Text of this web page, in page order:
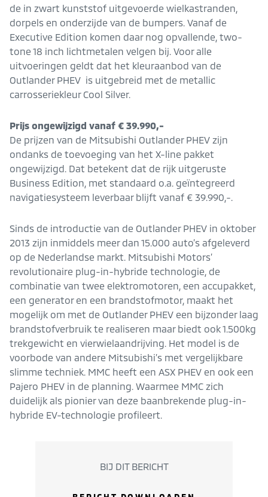
de in zwart kunststof uitgevoerde wielkastranden,
dorpels en onderzijde van de bumpers. Vanaf de
Executive Edition komen daar nog opvallende, two-
tone 18 inch lichtmetalen velgen bij. Voor alle
uitvoeringen geldt dat het kleuraanbod van de
Outlander PHEV is uitgebreid met de metallic
carrosseriekleur Cool Silver.
Prijs ongewijzigd vanaf € 39.990,-
De prijzen van de Mitsubishi Outlander PHEV zijn
ondanks de toevoeging van het X-line pakket
ongewijzigd. Dat betekent dat de rijk uitgeruste
Business Edition, met standaard o.a. geïntegreerd
navigatiesysteem leverbaar blijft vanaf € 39.990,-.
Sinds de introductie van de Outlander PHEV in oktober
2013 zijn inmiddels meer dan 15.000 auto’s afgeleverd
op de Nederlandse markt. Mitsubishi Motors’
revolutionaire plug-in-hybride technologie, de
combinatie van twee elektromotoren, een accupakket,
een generator en een brandstofmotor, maakt het
mogelijk om met de Outlander PHEV een bijzonder laag
brandstofverbruik te realiseren maar biedt ook 1.500kg
trekgewicht en vierwielaandrijving. Het model is de
voorbode van andere Mitsubishi’s met vergelijkbare
slimme techniek. MMC heeft een ASX PHEV en ook een
Pajero PHEV in de planning. Waarmee MMC zich
duidelijk als pionier van deze baanbrekende plug-in-
hybride EV-technologie profileert.
BIJ DIT BERICHT